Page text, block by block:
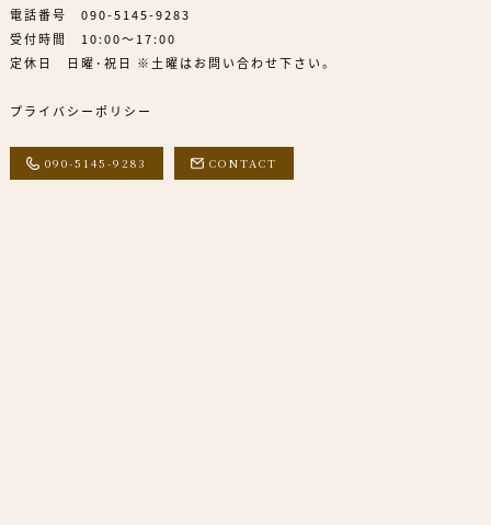
電話番号 090-5145-9283
受付時間 10:00～17:00
定休日 日曜･祝日 ※土曜はお問い合わせ下さい。
プライバシーポリシー
090-5145-9283 CONTACT